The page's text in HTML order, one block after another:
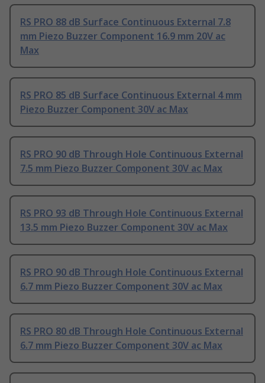
RS PRO 88 dB Surface Continuous External 7.8
mm Piezo Buzzer Component 16.9 mm 20V ac
Max
RS PRO 85 dB Surface Continuous External 4 mm
Piezo Buzzer Component 30V ac Max
RS PRO 90 dB Through Hole Continuous External
7.5 mm Piezo Buzzer Component 30V ac Max
RS PRO 93 dB Through Hole Continuous External
13.5 mm Piezo Buzzer Component 30V ac Max
RS PRO 90 dB Through Hole Continuous External
6.7 mm Piezo Buzzer Component 30V ac Max
RS PRO 80 dB Through Hole Continuous External
6.7 mm Piezo Buzzer Component 30V ac Max